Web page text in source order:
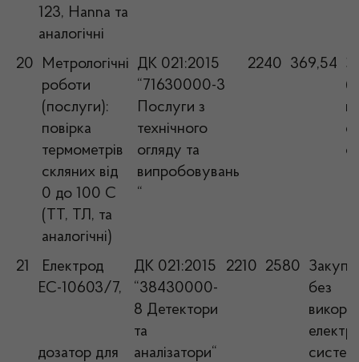
123, Hanna та
аналогічні
20
Метрологічні
роботи
(послуги):
повірка
термометрів
скляних від
0 до 100 С
(ТТ, ТЛ, та
аналогічні)
ДК 021:2015
“71630000-3
Послуги з
технічного
огляду та
випробовувань
“
2240 369,54
21
Електрод
ЕС-10603/7,
дозатор для
ДК 021:2015
“38430000-
8 Детектори
та
аналізатори“
2210 2580
без